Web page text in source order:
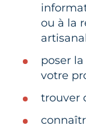
ou à la
poser
votre
trouver